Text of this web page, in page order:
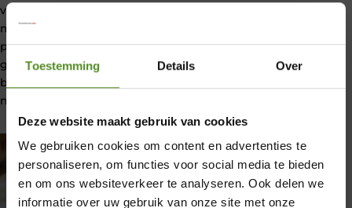
Toestemming Details Over
Deze website maakt gebruik van cookies
We gebruiken cookies om content en advertenties te
personaliseren, om functies voor social media te bieden
en om ons websiteverkeer te analyseren. Ook delen we
informatie over uw gebruik van onze site met onze
voorkeuren. Door te kijken naar houding, ventilatie en
matras hardheid kiezen, ontdekt u eenvoudig welk matras
past bij mij. Neem de tijd voor het matras kiezen proces en
gebruik eventueel een welk matras past bij mij test. Zo
bent u verzekerd van een comfortabele en gezonde
nachtrust.